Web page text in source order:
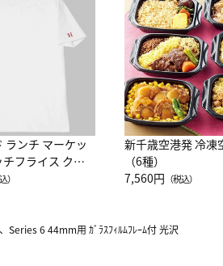
ランチ マーケッ
フライス クル
半袖Ｔシャツ
）
新千歳空港発 冷凍
（6種）
7,560円 （税込）
Series 6 44mm用 ｶﾞﾗｽﾌｨﾙﾑﾌﾚｰﾑ付 光沢